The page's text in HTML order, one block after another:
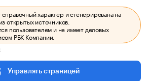
характер и сгенерирована на
открытых источников.
пользователем и не имеет деловых
РБК Компании.
Управлять страницей